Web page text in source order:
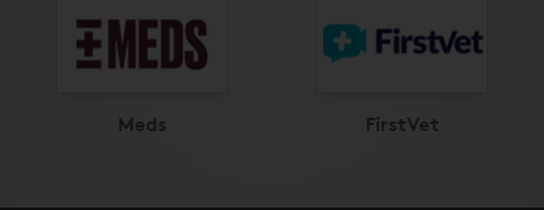
Meds FirstVet